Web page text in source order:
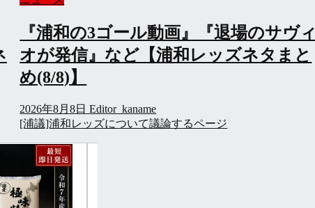
『サッカー競技規則 2026/27の改正につ
いて』『日本代表次期監督に大岩剛
氏』など...
2026年7月24日 Editor_kaname
[浦議]浦和レッズについて議論するページ